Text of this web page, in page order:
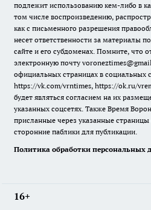
подлежит использованию кем-либо в
том числе воспроизведению,
как с письменного разрешения
несет ответственности за материалы
сайте и его субдоменах. Помните, что
электронную почту
официальных страницах в социальных
https://vk.com/vrntimes, https://ok.ru/
будет являться согласием на их
указанных соцсетях. Также Время
присланные через указанные
сторонние паблики для публикации.
Политика обработки персональных
16+